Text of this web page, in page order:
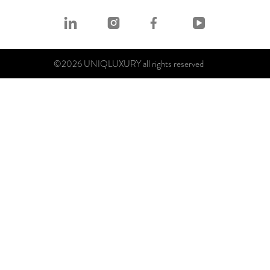
©2026 UNIQLUXURY all rights reserved